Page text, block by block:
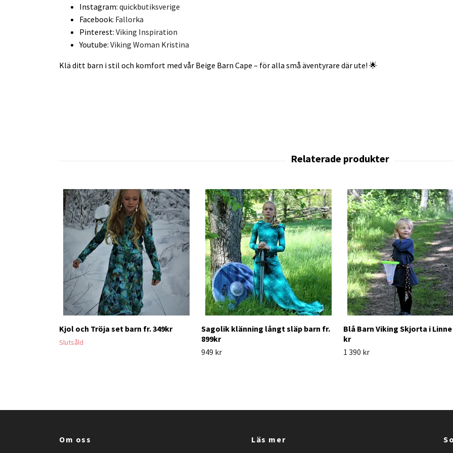
Instagram: quickbutiksverige
Facebook: Fallorka
Pinterest: Viking Inspiration
Youtube: Viking Woman Kristina
Klä ditt barn i stil och komfort med vår Beige Barn Cape – för alla små äventyrare där ute! 🌟
Kjol och Tröja set barn fr. 349kr
Slutsåld
Sagolik klänning långt släp barn fr.
899kr
949 kr
Blå Barn Viking Skjorta i Linne
kr
1 390 kr
Om oss Läs mer